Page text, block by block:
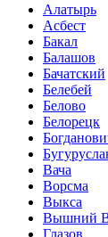
Алатырь
Асбест
Бакал
Балашов
Бачатский
Белебей
Белово
Белорецк
Вача
Ворсма
Выкса
Вышний
Глазов